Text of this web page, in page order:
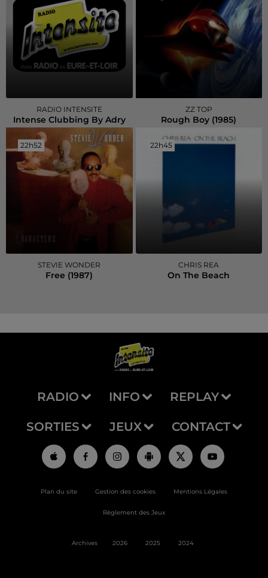
RADIO INTENSITE
Intense Clubbing By Adry
ZZ TOP
Rough Boy (1985)
22h52
22h52
STEVIE WONDER
Free (1987)
22h45
22h45
CHRIS REA
On The Beach
RADIO INFO REPLAY
SORTIES JEUX CONTACT
Plan du site Gestion des cookies Mentions Légales
Règlement des Jeux
Archives 2026 2025 2024